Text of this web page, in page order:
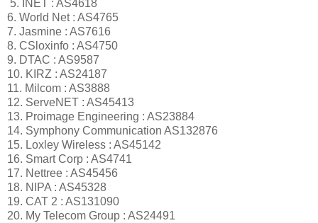
5. INET : AS4618
6. World Net : AS4765
7. Jasmine : AS7616
8. CSloxinfo : AS4750
9. DTAC : AS9587
10. KIRZ : AS24187
11. Milcom : AS3888
12. ServeNET : AS45413
13. Proimage Engineering : AS23884
14. Symphony Communication AS132876
15. Loxley Wireless : AS45142
16. Smart Corp : AS4741
17. Nettree : AS45456
18. NIPA : AS45328
19. CAT 2 : AS131090
20. My Telecom Group : AS24491